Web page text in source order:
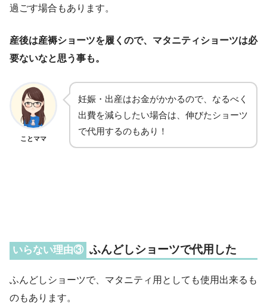
過ごす場合もあります。
産後は産褥ショーツを履くので、マタニティショーツは必
要ないなと思う事も。
ことママ
妊娠・出産はお金がかかるので、なるべく
出費を減らしたい場合は、伸びたショーツ
で代用するのもあり！
いらない理由③ ふんどしショーツで代用した
ふんどしショーツで、マタニティ用としても使用出来るも
のもあります。